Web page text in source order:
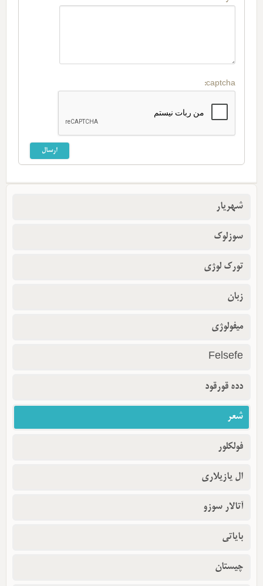
captcha:
شهریار
سوزلوک
تورک لوژی
زبان
میفولوژی
Felsefe
دده قورقود
شعر
فولکلور
ال یازیلاری
آتالار سوزو
بایاتی
چیستان